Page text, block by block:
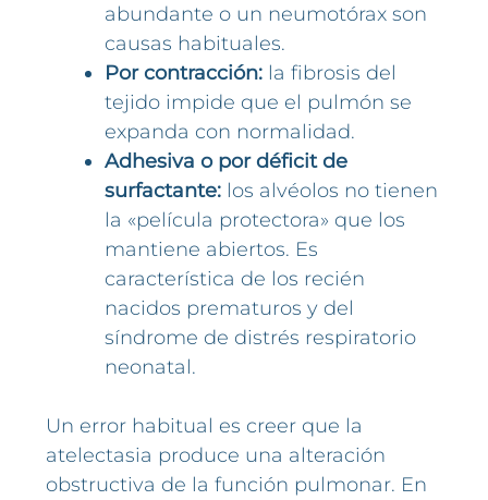
abundante o un neumotórax son
causas habituales.
Por contracción: la fibrosis del
tejido impide que el pulmón se
expanda con normalidad.
Adhesiva o por déficit de
surfactante: los alvéolos no tienen
la «película protectora» que los
mantiene abiertos. Es
característica de los recién
nacidos prematuros y del
síndrome de distrés respiratorio
neonatal.
Un error habitual es creer que la
atelectasia produce una alteración
obstructiva de la función pulmonar. En